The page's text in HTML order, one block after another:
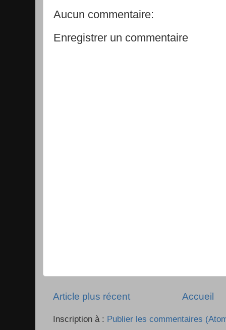
Aucun commentaire:
Enregistrer un commentaire
Article plus récent Accueil
Inscription à : Publier les commentaires